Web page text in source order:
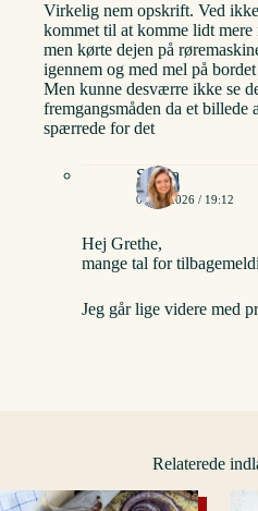
Virkelig nem opskrift. Ved
kommet til at komme lidt
men kørte dejen på
igennem og med mel på
Men kunne desværre ikke se
fremgangsmåden da et billede
spærrede for det
Stinna
04/03/2026 / 19:12
Hej Grethe,
mange tal for
Jeg går lige videre med
Relaterede